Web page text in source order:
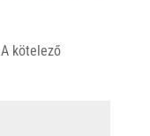
A kötelező